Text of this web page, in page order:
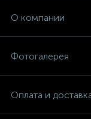
О компании
Фотогалерея
Оплата и